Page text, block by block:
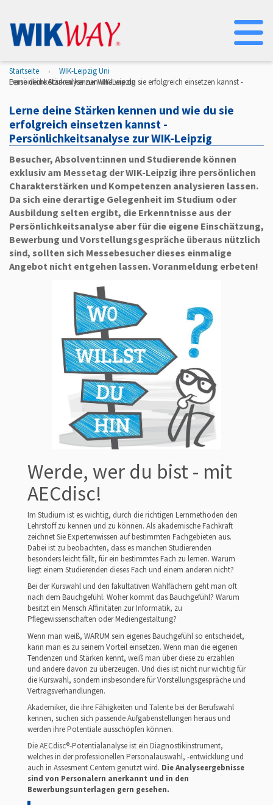
Startseite
WIK-Leipzig Uni
Lerne deine Stärken kennen und wie du sie erfolgreich einsetzen kannst - Persönlichkeitsanalyse zur WIK-Leipzig
Lerne deine Stärken kennen und wie du sie
erfolgreich einsetzen kannst -
Persönlichkeitsanalyse zur WIK-Leipzig
Besucher, Absolvent:innen und Studierende können
exklusiv am Messetag der WIK-Leipzig ihre persönlichen
Charakterstärken und Kompetenzen analysieren lassen.
Da sich eine derartige Gelegenheit im Studium oder
Ausbildung selten ergibt, die Erkenntnisse aus der
Persönlichkeitsanalyse aber für die eigene Einschätzung,
Bewerbung und Vorstellungsgespräche überaus nützlich
sind, sollten sich Messebesucher dieses einmalige
Angebot nicht entgehen lassen. Voranmeldung erbeten!
Werde, wer du bist - mit
AECdisc!
Im Studium ist es wichtig, durch die richtigen Lernmethoden den
Lehrstoff zu kennen und zu können. Als akademische Fachkraft
zeichnet Sie Expertenwissen auf bestimmten Fachgebieten aus.
Dabei ist zu beobachten, dass es manchen Studierenden
besonders leicht fällt, für ein bestimmtes Fach zu lernen. Warum
liegt einem Studierenden dieses Fach und einem anderen nicht?
Bei der Kurswahl und den fakultativen Wahlfächern geht man oft
nach dem Bauchgefühl. Woher kommt das Bauchgefühl? Warum
besitzt ein Mensch Affinitäten zur Informatik, zu
Pflegewissenschaften oder Mediengestaltung?
Wenn man weiß, WARUM sein eigenes Bauchgefühl so entscheidet,
kann man es zu seinem Vorteil einsetzen. Wenn man die eigenen
Tendenzen und Stärken kennt, weiß man über diese zu erzählen
und andere davon zu überzeugen. Und dies ist nicht nur wichtig für
die Kurswahl, sondern insbesondere für Vorstellungsgespräche und
Vertragsverhandlungen.
Akademiker, die ihre Fähigkeiten und Talente bei der Berufswahl
kennen, suchen sich passende Aufgabenstellungen heraus und
werden ihre Potentiale ausschöpfen können.
Die AECdisc®-Potentialanalyse ist ein Diagnostikinstrument,
welches in der professionellen Personalauswahl, -entwicklung und
auch in Assesment Centern genutzt wird. Die Analyseergebnisse
sind von Personalern anerkannt und in den
Bewerbungsunterlagen gern gesehen.